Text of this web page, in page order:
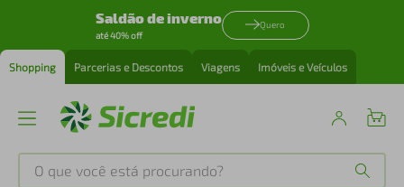
Saldão de inverno
até 40% off
Quero
Shopping Parcerias e Descontos Viagens Imóveis e Veículos
O que você está procurando?